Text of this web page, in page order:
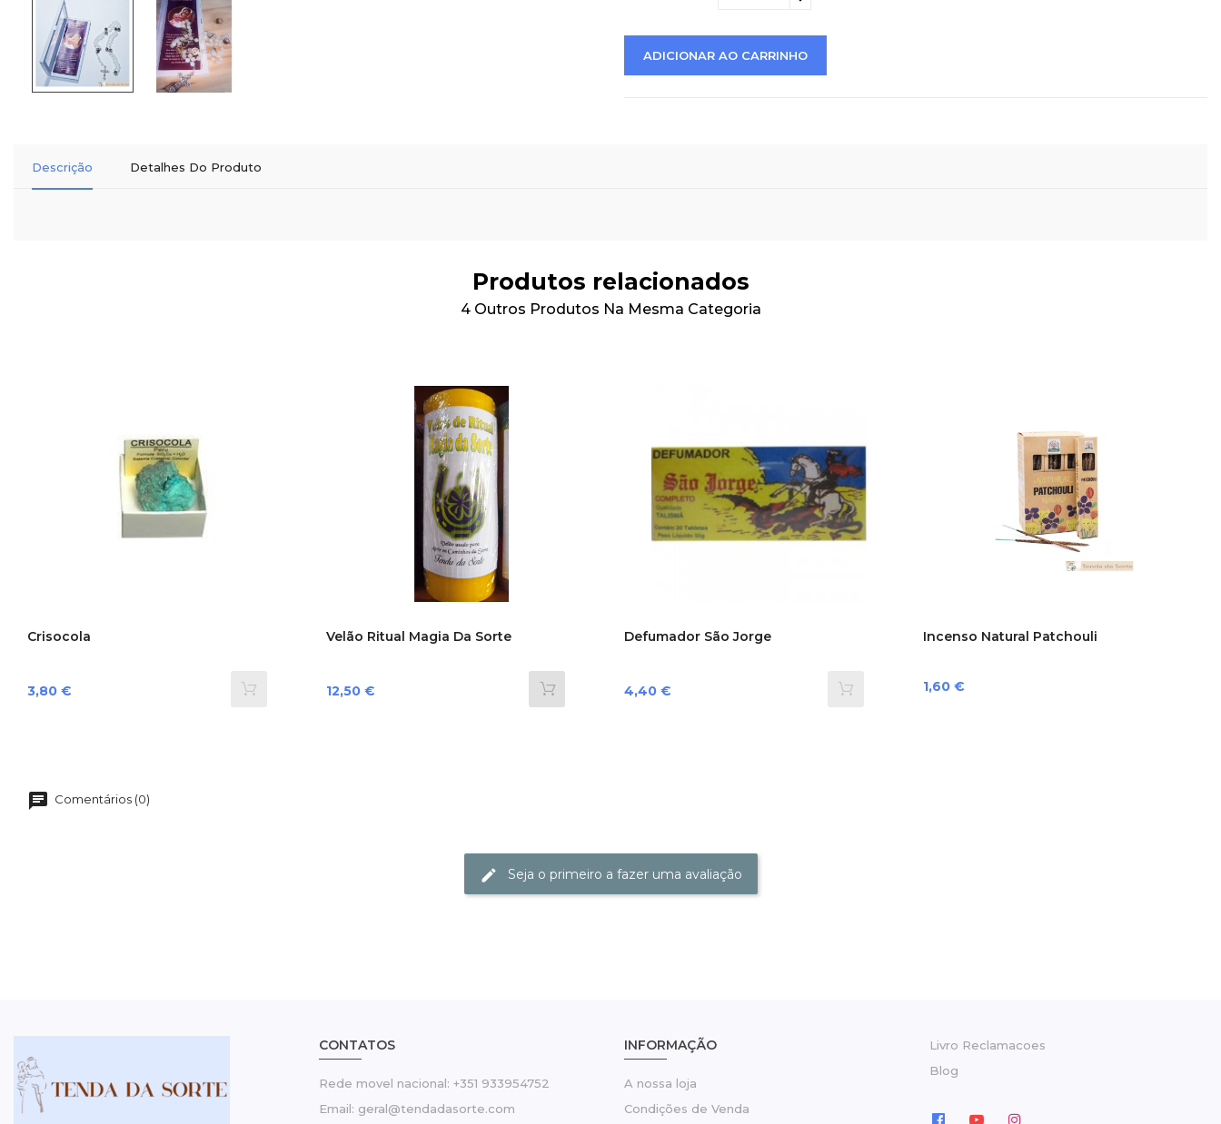
ADICIONAR AO CARRINHO
Descrição Detalhes Do Produto
Produtos relacionados
4 Outros Produtos Na Mesma Categoria
Crisocola
Preço
3,80 €
Velão Ritual Magia Da Sorte
Preço
12,50 €
Defumador São Jorge
Preço
4,40 €
Incenso Natural Patchouli
Preço
1,60 €
Comentários (0)
Seja o primeiro a fazer uma avaliação
CONTATOS
Rede movel nacional: +351 933954752
Email: geral@tendadasorte.com
INFORMAÇÃO
A nossa loja
Condições de Venda
Livro Reclamacoes
Blog